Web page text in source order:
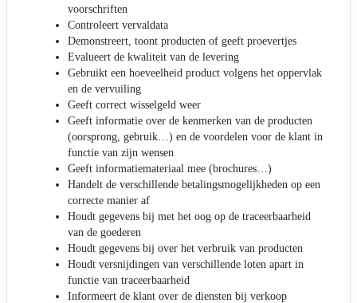
voorschriften
Controleert vervaldata
Demonstreert, toont producten of geeft proevertjes
Evalueert de kwaliteit van de levering
Gebruikt een hoeveelheid product volgens het oppervlak
en de vervuiling
Geeft correct wisselgeld weer
Geeft informatie over de kenmerken van de producten
(oorsprong, gebruik…) en de voordelen voor de klant in
functie van zijn wensen
Geeft informatiemateriaal mee (brochures…)
Handelt de verschillende betalingsmogelijkheden op een
correcte manier af
Houdt gegevens bij met het oog op de traceerbaarheid
van de goederen
Houdt gegevens bij over het verbruik van producten
Houdt versnijdingen van verschillende loten apart in
functie van traceerbaarheid
Informeert de klant over de diensten bij verkoop